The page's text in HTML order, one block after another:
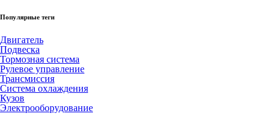
Популярные теги
Двигатель
Подвеска
Тормозная система
Рулевое управление
Трансмиссия
Система охлаждения
Кузов
Электрооборудование